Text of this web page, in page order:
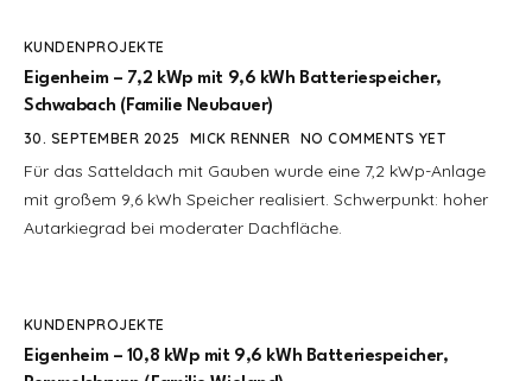
KUNDENPROJEKTE
Eigenheim – 7,2 kWp mit 9,6 kWh Batteriespeicher,
Schwabach (Familie Neubauer)
30. SEPTEMBER 2025
MICK RENNER NO COMMENTS YET
Für das Satteldach mit Gauben wurde eine 7,2 kWp-Anlage
mit großem 9,6 kWh Speicher realisiert. Schwerpunkt: hoher
Autarkiegrad bei moderater Dachfläche.
KUNDENPROJEKTE
Eigenheim – 10,8 kWp mit 9,6 kWh Batteriespeicher,